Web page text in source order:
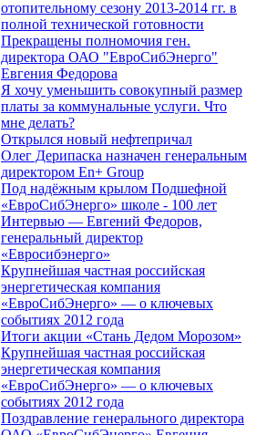
отопительному сезону 2013-2014 гг. в
полной технической готовности
Прекращены полномочия ген.
директора ОАО "ЕвроСибЭнерго"
Евгения Федорова
Я хочу уменьшить совокупный размер
платы за коммунальные услуги. Что
мне делать?
Открылся новый нефтепричал
Олег Дерипаска назначен генеральным
директором En+ Group
Под надёжным крылом Подшефной
«ЕвроСибЭнерго» школе - 100 лет
Интервью — Евгений Федоров,
генеральный директор
«Евросибэнерго»
Крупнейшая частная российская
энергетическая компания
«ЕвроСибЭнерго» — о ключевых
событиях 2012 года
Итоги акции «Стань Дедом Морозом»
Крупнейшая частная российская
энергетическая компания
«ЕвроСибЭнерго» — о ключевых
событиях 2012 года
Поздравление генерального директора